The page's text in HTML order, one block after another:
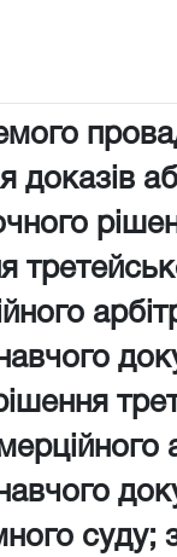
доказів
суду;